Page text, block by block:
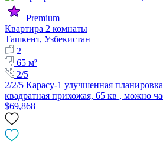
Premium
Квартира 2 комнаты
Ташкент, Узбекистан
2
65 м²
2/5
2/2/5 Карасу-1 улучшенная
квадратная прихожая, 65 кв , можно
$69,868